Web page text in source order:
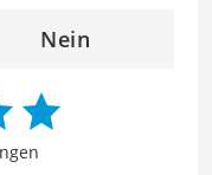
Durch meine
optimal
entfalten.
Nein